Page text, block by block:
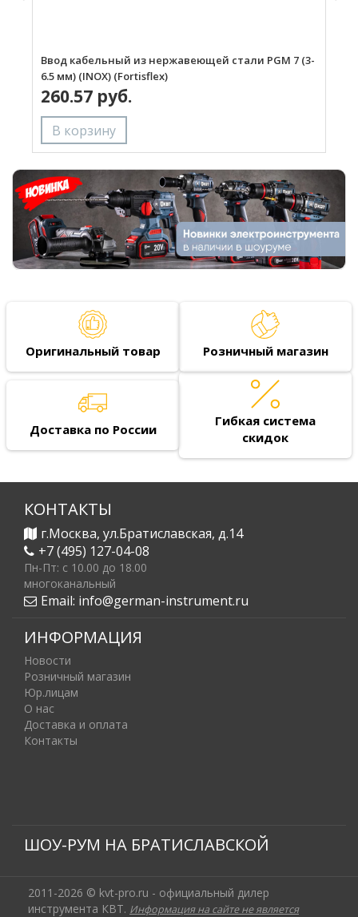
Ввод кабельный из нержавеющей стали PGМ 7 (3-
6.5 мм) (INOX) (Fortisflex)
260.57 руб.
Оригинальный товар Розничный магазин
Доставка по России
Гибкая система
скидок
КОНТАКТЫ
г.Москва, ул.Братиславская, д.14
+7 (495) 127-04-08
Пн-Пт: c 10.00 до 18.00
многоканальный
Email: info@german-instrument.ru
ИНФОРМАЦИЯ
Новости
Розничный магазин
Юр.лицам
О нас
Доставка и оплата
Контакты
ШОУ-РУМ НА БРАТИСЛАВСКОЙ
2011-2026 © kvt-pro.ru - официальный дилер
инструмента КВТ. Информация на сайте не является